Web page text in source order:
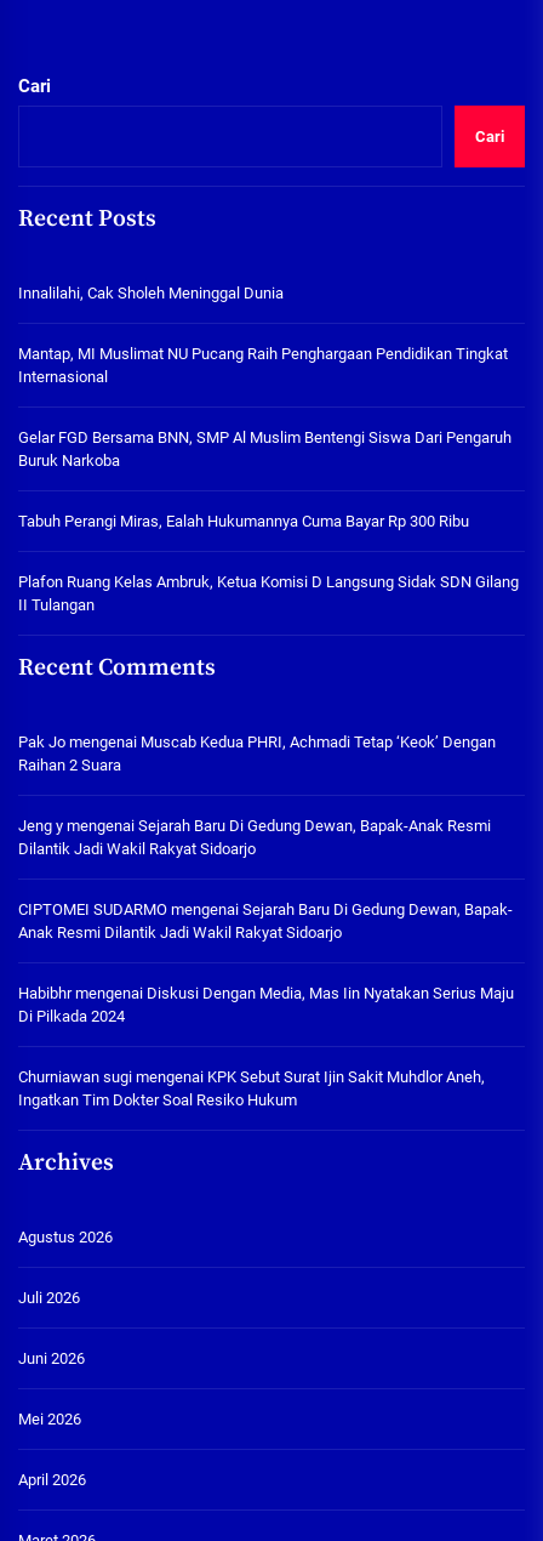
Cari
Cari
Recent Posts
Innalilahi, Cak Sholeh Meninggal Dunia
Mantap, MI Muslimat NU Pucang Raih Penghargaan Pendidikan Tingkat
Internasional
Gelar FGD Bersama BNN, SMP Al Muslim Bentengi Siswa Dari Pengaruh
Buruk Narkoba
Tabuh Perangi Miras, Ealah Hukumannya Cuma Bayar Rp 300 Ribu
Plafon Ruang Kelas Ambruk, Ketua Komisi D Langsung Sidak SDN Gilang
II Tulangan
Recent Comments
Pak Jo mengenai Muscab Kedua PHRI, Achmadi Tetap ‘Keok’ Dengan
Raihan 2 Suara
Jeng y mengenai Sejarah Baru Di Gedung Dewan, Bapak-Anak Resmi
Dilantik Jadi Wakil Rakyat Sidoarjo
CIPTOMEI SUDARMO mengenai Sejarah Baru Di Gedung Dewan, Bapak-
Anak Resmi Dilantik Jadi Wakil Rakyat Sidoarjo
Habibhrmengenai Diskusi Dengan Media, Mas Iin Nyatakan Serius Maju
Di Pilkada 2024
Churniawan sugi mengenai KPK Sebut Surat Ijin Sakit Muhdlor Aneh,
Ingatkan Tim Dokter Soal Resiko Hukum
Archives
Agustus 2026
Juli 2026
Juni 2026
Mei 2026
April 2026